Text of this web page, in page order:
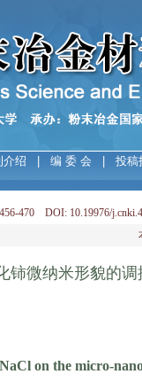
介绍 编 委 会
投稿
470 DOI: 10.19976/
铈微纳米形貌的调
on the micro-